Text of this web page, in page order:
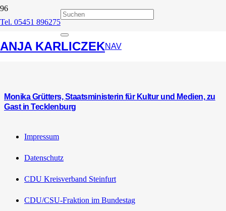
Tel. 05451 896275
ANJA KARLICZEKNAV
Otto-Modersohn-
Museum
Monika Grütters, Staatsministerin für Kultur und Medien, zu
Gast in Tecklenburg
Impressum
Datenschutz
CDU Kreisverband Steinfurt
CDU/CSU-Fraktion im Bundestag